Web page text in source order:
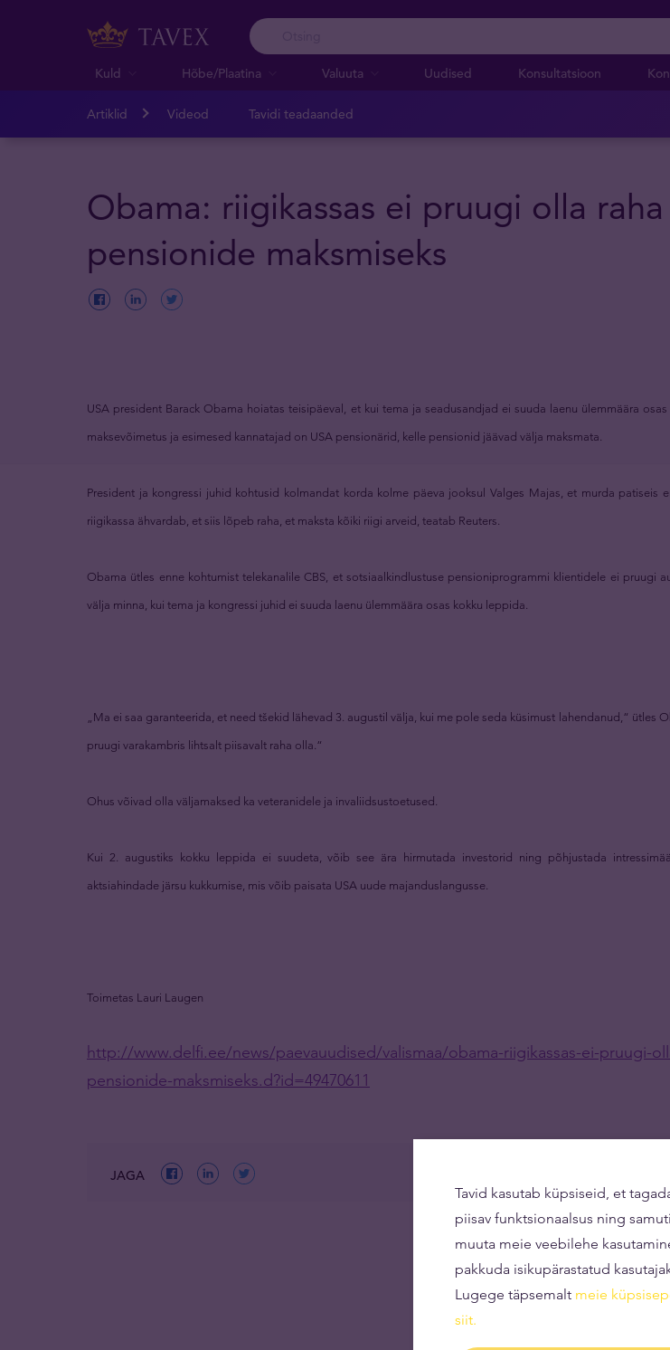
Kuld Hõbe/Plaatina Valuuta Uudised Konsultatsioon
Artiklid Videod Tavidi teadaanded
Obama: riigikassas ei pruugi olla raha
pensionide maksmiseks
USA president Barack Obama hoiatas teisipäeval, et kui tema ja seadusandjad ei suuda laenu ülemmäära
maksevõimetus ja esimesed kannatajad on USA pensionärid, kelle pensionid jäävad välja maksmata.
President ja kongressi juhid kohtusid kolmandat korda kolme päeva jooksul Valges Majas, et murda patiseis
riigikassa ähvardab, et siis lõpeb raha, et maksta kõiki riigi arveid, teatab Reuters.
Obama ütles enne kohtumist telekanalile CBS, et sotsiaalkindlustuse pensioniprogrammi klientidele ei pruugi
välja minna, kui tema ja kongressi juhid ei suuda laenu ülemmäära osas kokku leppida.
„Ma ei saa garanteerida, et need tšekid lähevad 3. augustil välja, kui me pole seda küsimust lahendanud,“ ütles
pruugi varakambris lihtsalt piisavalt raha olla.“
Ohus võivad olla väljamaksed ka veteranidele ja invaliidsustoetused.
Kui 2. augustiks kokku leppida ei suudeta, võib see ära hirmutada investorid ning põhjustada
aktsiahindade järsu kukkumise, mis võib paisata USA uude majanduslangusse.
Toimetas Lauri Laugen
http://www.delfi.ee/news/paevauudised/valismaa/obama-riigikassas-ei-pruugi-
pensionide-maksmiseks.d?id=49470611
JAGA
Tavid kasutab küpsiseid, et
piisav funktsionaalsus ning
muuta meie veebilehe
pakkuda isikupärastatud
Lugege täpsemalt meie
siit.